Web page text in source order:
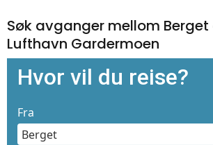
Søk avganger mellom Berget
Lufthavn Gardermoen
Hvor vil du reise?
Fra